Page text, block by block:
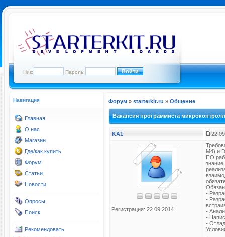
Ник: Пароль:
Навигация
Главная
О нас
Магазин
Где/как купить
Форум
Статьи
Новости
Опросы
Поиск
Рекомендовать
Форум » starterkit.ru » Общение
Вакансия программиста
KA1
Регистрация: 22.09.2014
M4) и
ПО
-
-
-
-
-